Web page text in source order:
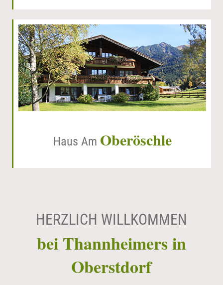
Haus Am Oberöschle
HERZLICH WILLKOMMEN
bei Thannheimers in
Oberstdorf